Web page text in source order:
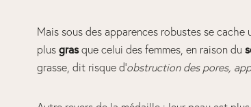
Mais sous des apparences robustes se cache
plus grasque celui des femmes, en raison du
grasse, dit risque d’obstruction des pores,